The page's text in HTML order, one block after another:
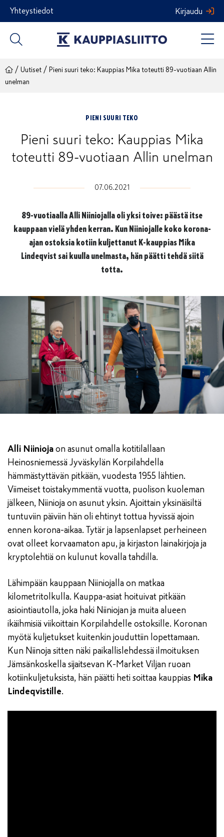
Siirry
sisältöön
Yhteystiedot Kirjaudu
/ Uutiset / Pieni suuri teko: Kauppias Mika toteutti 89-vuotiaan Allin
unelman
PIENI SUURI TEKO
Pieni suuri teko: Kauppias Mika
toteutti 89-vuotiaan Allin unelman
07.06.2021
89-vuotiaalla Alli Niiniojalla oli yksi toive: päästä itse
kauppaan vielä yhden kerran. Kun Niiniojalle koko korona-
ajan ostoksia kotiin kuljettanut K-kauppias Mika
Lindeqvist sai kuulla unelmasta, hän päätti tehdä siitä
totta.
Alli Niiniojaon asunut omalla kotitilallaan
Heinosniemessä Jyväskylän Korpilahdella
hämmästyttävän pitkään, vuodesta 1955 lähtien.
Viimeiset toistakymmentä vuotta, puolison kuoleman
jälkeen, Niinioja on asunut yksin. Ajoittain yksinäisiltä
tuntuviin päiviin hän oli ehtinyt tottua hyvissä ajoin
ennen korona-aikaa. Tytär ja lapsenlapset perheineen
ovat olleet korvaamaton apu, ja kirjaston lainakirjoja ja
kryptolehtiä on kulunut kovalla tahdilla.
Lähimpään kauppaan Niiniojalla on matkaa
kilometritolkulla. Kauppa-asiat hoituivat pitkään
asiointiautolla, joka haki Niiniojan ja muita alueen
ikäihmisiä viikoittain Korpilahdelle ostoksille. Koronan
myötä kuljetukset kuitenkin jouduttiin lopettamaan.
Kun Niinoja sitten näki paikallislehdessä ilmoituksen
Jämsänkoskella sijaitsevan K-Market Viljan ruoan
kotiinkuljetuksista, hän päätti heti soittaa kauppias Mika
Lindeqvistille.